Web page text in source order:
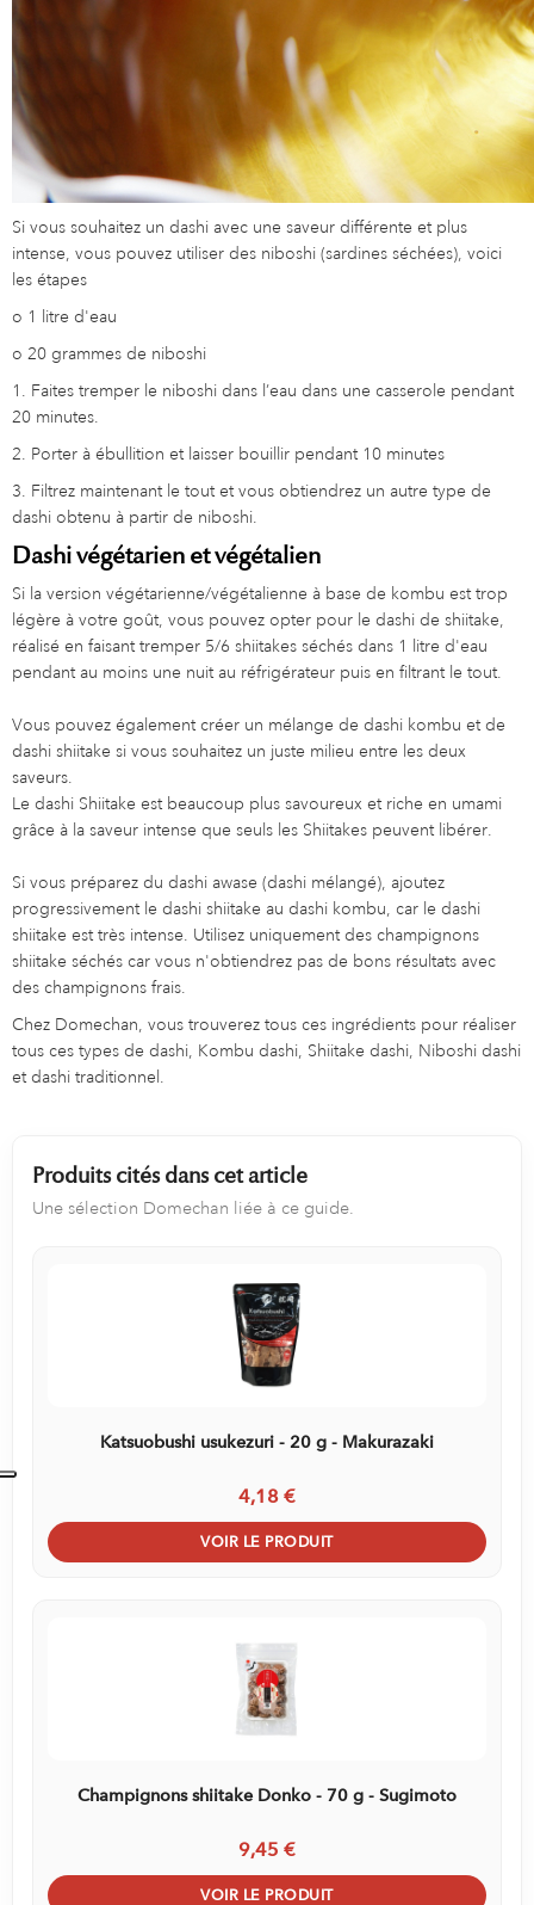
Si vous souhaitez un dashi avec une saveur différente et plus
intense, vous pouvez utiliser des niboshi (sardines séchées), voici
les étapes
o 1 litre d'eau
o 20 grammes de niboshi
1. Faites tremper le niboshi dans l’eau dans une casserole pendant
20 minutes.
2. Porter à ébullition et laisser bouillir pendant 10 minutes
3. Filtrez maintenant le tout et vous obtiendrez un autre type de
dashi obtenu à partir de niboshi.
Dashi végétarien et végétalien
Si la version végétarienne/végétalienne à base de kombu est trop
légère à votre goût, vous pouvez opter pour le dashi de shiitake,
réalisé en faisant tremper 5/6 shiitakes séchés dans 1 litre d'eau
pendant au moins une nuit au réfrigérateur puis en filtrant le tout.
Vous pouvez également créer un mélange de dashi kombu et de
dashi shiitake si vous souhaitez un juste milieu entre les deux
saveurs.
Le dashi Shiitake est beaucoup plus savoureux et riche en umami
grâce à la saveur intense que seuls les Shiitakes peuvent libérer.
Si vous préparez du dashi awase (dashi mélangé), ajoutez
progressivement le dashi shiitake au dashi kombu, car le dashi
shiitake est très intense. Utilisez uniquement des champignons
shiitake séchés car vous n'obtiendrez pas de bons résultats avec
des champignons frais.
Chez Domechan, vous trouverez tous ces ingrédients pour réaliser
tous ces types de dashi, Kombu dashi, Shiitake dashi, Niboshi dashi
et dashi traditionnel.
Produits cités dans cet article
Une sélection Domechan liée à ce guide.
Katsuobushi usukezuri - 20 g - Makurazaki
4,18 €
VOIR LE PRODUIT
Champignons shiitake Donko - 70 g - Sugimoto
9,45 €
VOIR LE PRODUIT